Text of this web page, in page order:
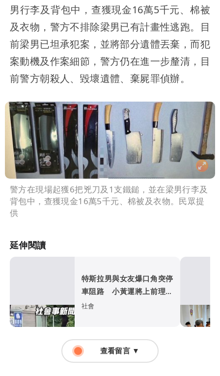
男行李及背包中，查獲現金16萬5千元、棉被
及衣物，警方不排除梁男已有計畫性逃跑。目
前梁男已坦承犯案，並將部分遺體丟棄，而犯
案動機及作案細節，警方仍在進一步釐清，目
前警方朝殺人、毀壞遺體、棄屍罪偵辦。
警方在現場起獲6把兇刀及1支鐵鎚，並在梁男行李及
背包中，查獲現金16萬5千元、棉被及衣物。民眾提
供
延伸閱讀
特斯拉男與女友爆口角突停
車阻路 小黃運將上前理論
竟遭亮刀恐嚇
社會
查看留言 ▼